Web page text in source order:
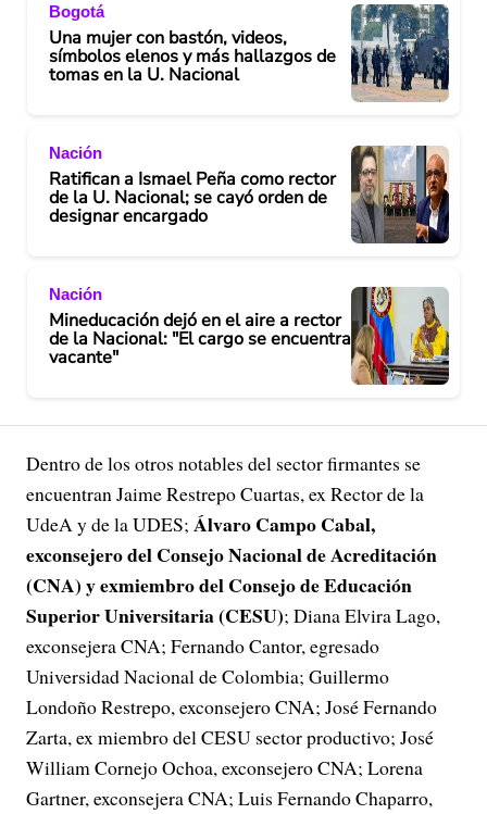
Bogotá
Una mujer con bastón, videos,
símbolos elenos y más hallazgos de
tomas en la U. Nacional
Nación
Ratifican a Ismael Peña como rector
de la U. Nacional; se cayó orden de
designar encargado
Nación
Mineducación dejó en el aire a rector
de la Nacional: "El cargo se encuentra
vacante"
Dentro de los otros notables del sector firmantes se
encuentran Jaime Restrepo Cuartas, ex Rector de la
UdeA y de la UDES; Álvaro Campo Cabal,
exconsejero del Consejo Nacional de Acreditación
(CNA) y exmiembro del Consejo de Educación
Superior Universitaria (CESU); Diana Elvira Lago,
exconsejera CNA; Fernando Cantor, egresado
Universidad Nacional de Colombia; Guillermo
Londoño Restrepo, exconsejero CNA; José Fernando
Zarta, ex miembro del CESU sector productivo; José
William Cornejo Ochoa, exconsejero CNA; Lorena
Gartner, exconsejera CNA; Luis Fernando Chaparro,